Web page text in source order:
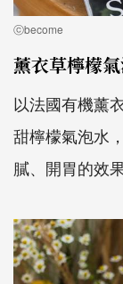
ⓒbecome
薰衣草檸檬
以法國有機薰
甜檸檬氣泡水
膩、開胃的效果